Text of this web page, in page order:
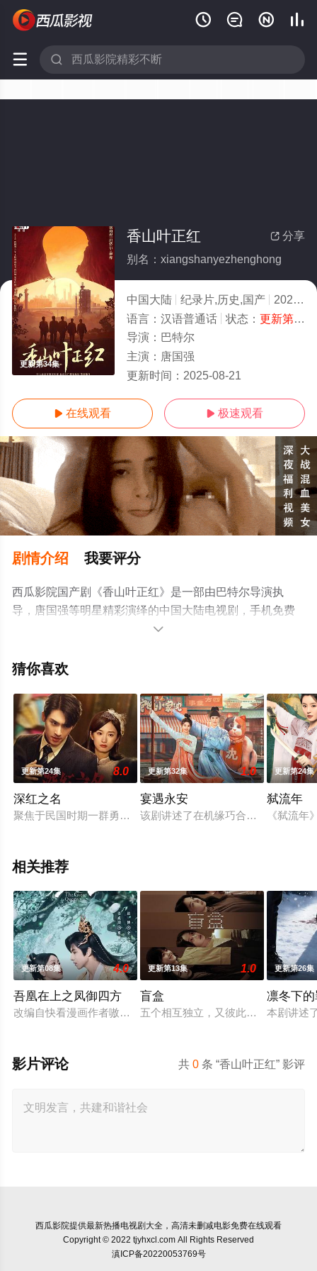
   
 
更新第34集
 分享
香山叶正红
别名：xiangshanyezhenghong
中国大陆 纪录片,历史,国产 2021
语言： 汉语普通话 状态： 更新第34集
导演： 巴特尔
主演： 唐国强
更新时间： 2025-08-21
 在线观看  极速观看
剧情介绍 我要评分
西瓜影院国产剧《香山叶正红》是一部由巴特尔导演执
导，唐国强等明星精彩演绎的中国大陆电视剧，手机免费
观看高清无删减完整版电视剧全集就上西瓜影视，更多相
解。
。

猜你喜欢
更新第24集 8.0
深红之名
聚焦于民国时期一群勇敢女性的故事。以独特的视角讲述了一
更新第32集 1.0
宴遇永安
该剧讲述了在机缘巧合之下，沈韶光
更新第24集
弑流年
《弑流
相关推荐
更新第08集 4.0
吾凰在上之凤御四方
改编自快看漫画作者嗷小泽的独家连载漫画《吾凰在上》。
更新第13集 1.0
盲盒
五个相互独立，又彼此呼应的故事
更新第26集
凛冬下
本剧讲述
共0 条 “香山叶正红” 影评
影片评论
西瓜影院提供最新热播电视剧大全，高清未删减电影免费在线观看
Copyright © 2022 tjyhxcl.com All Rights Reserved
滇ICP备20220053769号